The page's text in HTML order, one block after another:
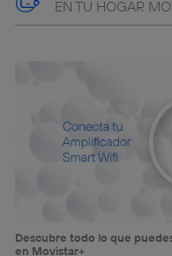
EN TU HOGAR
Descubre todo lo que
en Movistar+
“Administrar Utiq” en la